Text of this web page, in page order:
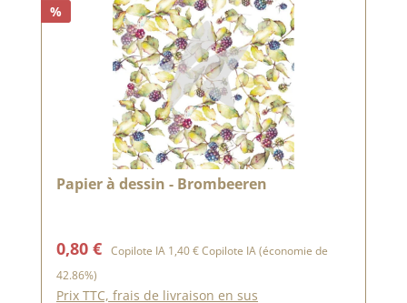
%
Papier à dessin - Brombeeren
Prix de vente :
0,80 € Copilote IA Prix régulier :
1,40 €Copilote IA(économie de
42.86%)
Prix TTC, frais de livraison en sus